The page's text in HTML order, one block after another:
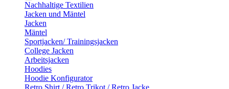
Nachhaltige Textilien
Jacken und Mäntel
Jacken
Mäntel
Sportjacken/ Trainingsjacken
College Jacken
Arbeitsjacken
Hoodies
Hoodie Konfigurator
Retro Shirt / Retro Trikot / Retro Jacke